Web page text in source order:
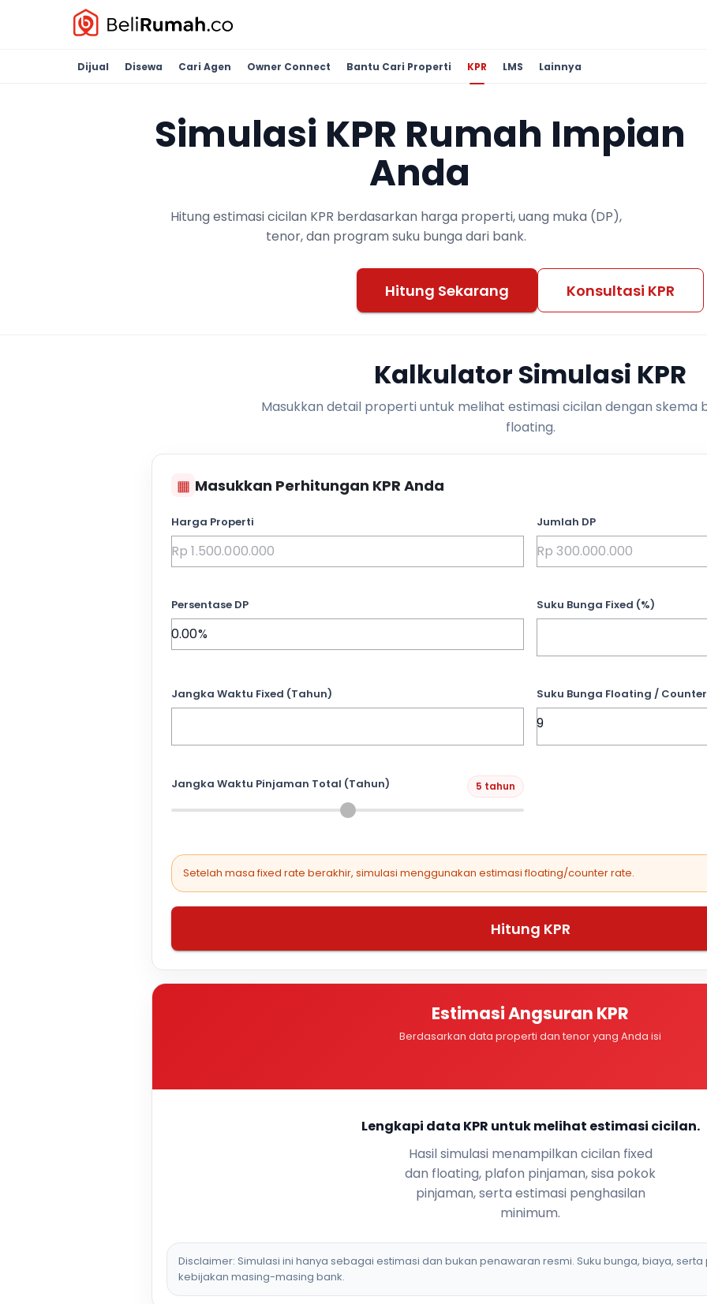
Dijual Disewa Cari Agen Owner Connect Bantu Cari Properti KPR LMS Lainnya
Simulasi KPR Rumah Impian
Anda
Hitung estimasi cicilan KPR berdasarkan harga properti, uang muka (DP),
tenor, dan program suku bunga dari bank.
Hitung Sekarang Konsultasi KPR
Kalkulator Simulasi KPR
Masukkan detail properti untuk melihat estimasi cicilan dengan skema
floating.
▦ Masukkan Perhitungan KPR Anda
Harga Properti Jumlah DP
Persentase DP Suku Bunga Fixed (%)
Jangka Waktu Fixed (Tahun) Suku Bunga Floating /
Jangka Waktu Pinjaman Total (Tahun) 5 tahun
Setelah masa fixed rate berakhir, simulasi menggunakan estimasi floating/counter rate.
Hitung KPR
Estimasi Angsuran KPR
Berdasarkan data properti dan tenor yang Anda isi
Lengkapi data KPR untuk melihat estimasi cicilan.
Hasil simulasi menampilkan cicilan fixed
dan floating, plafon pinjaman, sisa pokok
pinjaman, serta estimasi penghasilan
minimum.
Disclaimer: Simulasi ini hanya sebagai estimasi dan bukan penawaran resmi. Suku bunga, biaya,
kebijakan masing-masing bank.